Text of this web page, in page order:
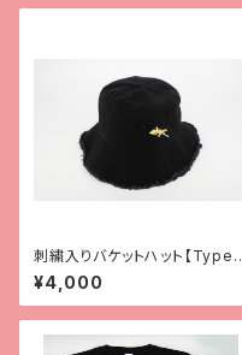
刺繍入りバケットハット【Type
2】
¥4,000